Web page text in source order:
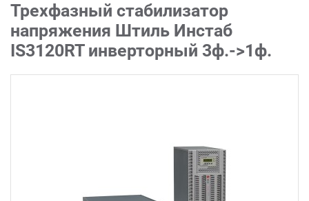
Трехфазный стабилизатор
напряжения Штиль Инстаб
IS3120RT инверторный 3ф.->1ф.